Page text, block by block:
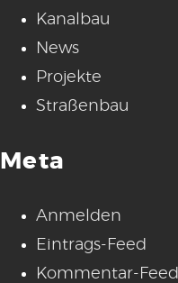
Kanalbau
News
Projekte
Straßenbau
Meta
Anmelden
Eintrags-Feed
Kommentar-Feed